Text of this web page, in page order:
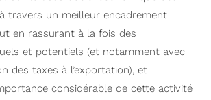
travers un meilleur encadrement
en rassurant à la fois des
et potentiels (et notamment avec
des taxes à l’exportation), et
considérable de cette activité